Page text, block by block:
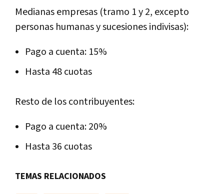
Medianas empresas (tramo 1 y 2, excepto
personas humanas y sucesiones indivisas):
Pago a cuenta: 15%
Hasta 48 cuotas
Resto de los contribuyentes:
Pago a cuenta: 20%
Hasta 36 cuotas
TEMAS RELACIONADOS